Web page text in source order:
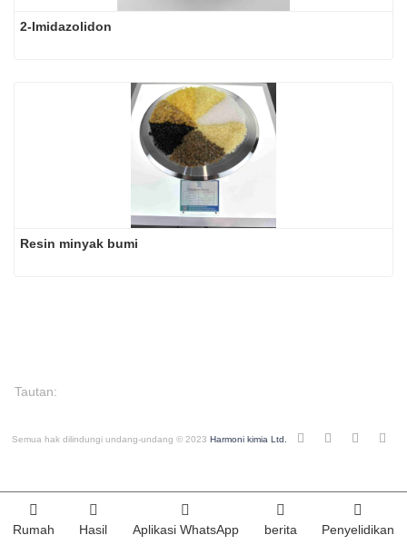
2-Imidazolidon
Resin minyak bumi
Tautan:
Semua hak dilindungi undang-undang © 2023 Harmoni kimia Ltd.
Rumah Hasil Aplikasi WhatsApp berita Penyelidikan
Index